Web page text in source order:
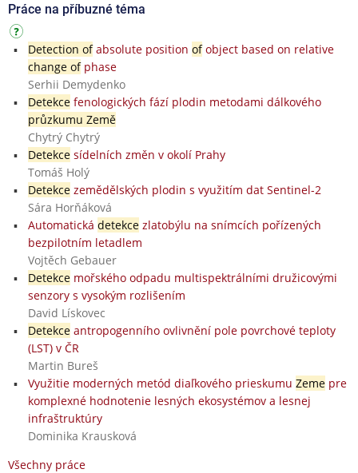
Práce na příbuzné téma
Detection ofabsolute position ofobject based on relative
change ofphase
Serhii Demydenko
Detekcefenologických fází plodin metodami dálkového
průzkumu Země
Chytrý Chytrý
Detekcesídelních změn v okolí Prahy
Tomáš Holý
Detekcezemědělských plodin s využitím dat Sentinel-2
Sára Horňáková
Automatická detekcezlatobýlu na snímcích pořízených
bezpilotním letadlem
Vojtěch Gebauer
Detekcemořského odpadu multispektrálními družicovými
senzory s vysokým rozlišením
David Lískovec
Detekceantropogenního ovlivnění pole povrchové teploty
(LST) v ČR
Martin Bureš
Využitie moderných metód diaľkového prieskumu Zemepre
komplexné hodnotenie lesných ekosystémov a lesnej
infraštruktúry
Dominika Krausková
Všechny práce